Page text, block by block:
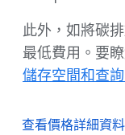
此外，如將碳
最低費用。要
儲存空間和查
查看價格詳細資料